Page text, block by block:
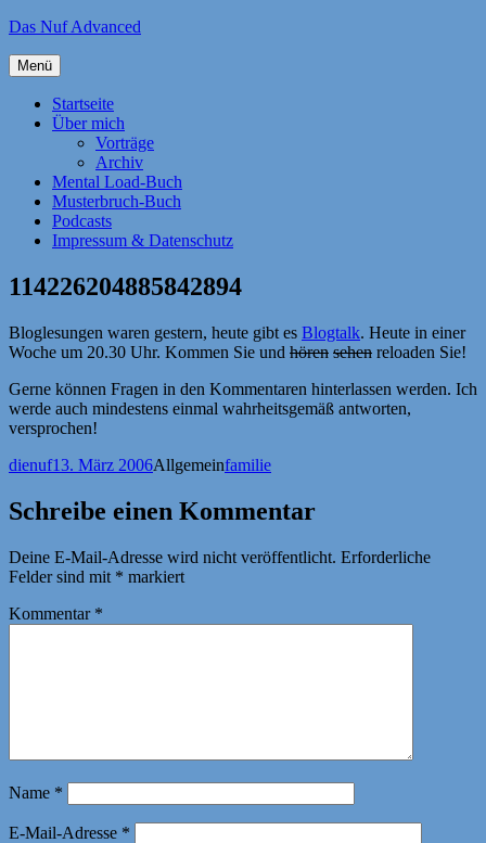
Zum
springen
Das Nuf Advanced
Menü
Startseite
Über mich
Vorträge
Archiv
Mental Load-Buch
Musterbruch-Buch
Podcasts
Impressum & Datenschutz
114226204885842894
Bloglesungen waren gestern, heute gibt es Blogtalk. Heute in einer
Woche um 20.30 Uhr. Kommen Sie und hören sehen reloaden Sie!
Gerne können Fragen in den Kommentaren hinterlassen werden. Ich
werde auch mindestens einmal wahrheitsgemäß antworten,
versprochen!
Autor
dienufVeröffentlicht
13. März 2006Kategorien
AllgemeinSchlagwörter
familie
Schreibe einen Kommentar
Deine E-Mail-Adresse wird nicht veröffentlicht. Erforderliche
Felder sind mit * markiert
Kommentar *
Name *
E-Mail-Adresse *